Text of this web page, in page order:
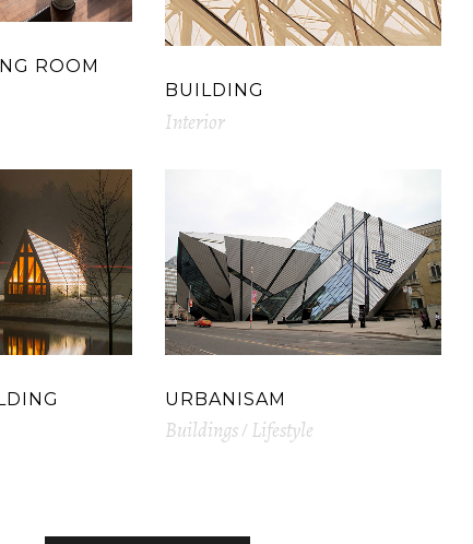
ROOM
BUILDING
Interior
URBANISAM
Buildings Lifestyle